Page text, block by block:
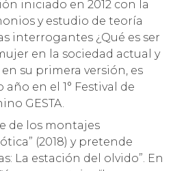
iniciado en 2012 con la
y estudio de teoría
interrogantes ¿Qué es ser
en la sociedad actual y
su primera versión, es
en el 1° Festival de
GESTA.
de los montajes
(2018) y pretende
La estación del olvido”. En